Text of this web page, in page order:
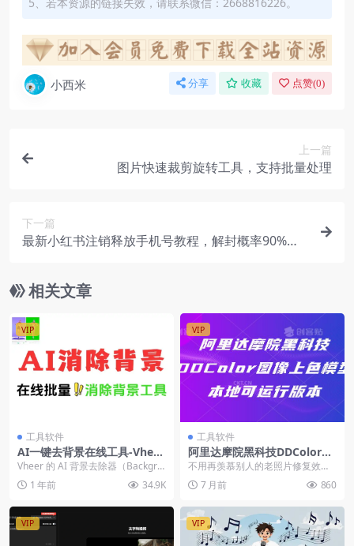
小西米 分享 收藏 点赞(0)
上一篇
图片快速裁剪旋转工具，支持批量处理
下一篇
最新小红书注销释放手机号教程，解封概率90%，
相关文章
VIP
工具软件
AI一键去背景在线工具-Vheer
批量图片背景消除神器
Vheer 的 AI 背景去除器（Backgro
und Remover by V...
1 年前 34.9K
VIP
工具软件
阿里达摩院黑科技DDColor图
像上色模型，本地可运行版本
不用再羡慕别人的老照片修复效
果！这款由阿里达摩院研发的 DDC
olor 图像上色...
7 月前 860
VIP VIP